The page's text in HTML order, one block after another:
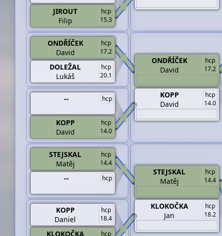
hcp
15.3
JIROUT
Filip
hcp
17.2
ONDŘÍČEK
David
hcp
20.1
DOLEŽAL
Lukáš
hcp
--
hcp
14.0
KOPP
David
hcp
14.4
STEJSKAL
Matěj
hcp
--
hcp
18.4
KOPP
Daniel
hcp
KLOKOČKA
hcp
17.2
ONDŘÍČEK
David
hcp
14.0
KOPP
David
hcp
14.4
STEJSKAL
Matěj
hcp
18.2
KLOKOČKA
Jan